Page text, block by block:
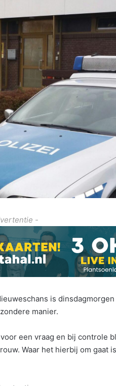
-
is
manier.
een vraag en bij controle
Waar het hierbij om gaat